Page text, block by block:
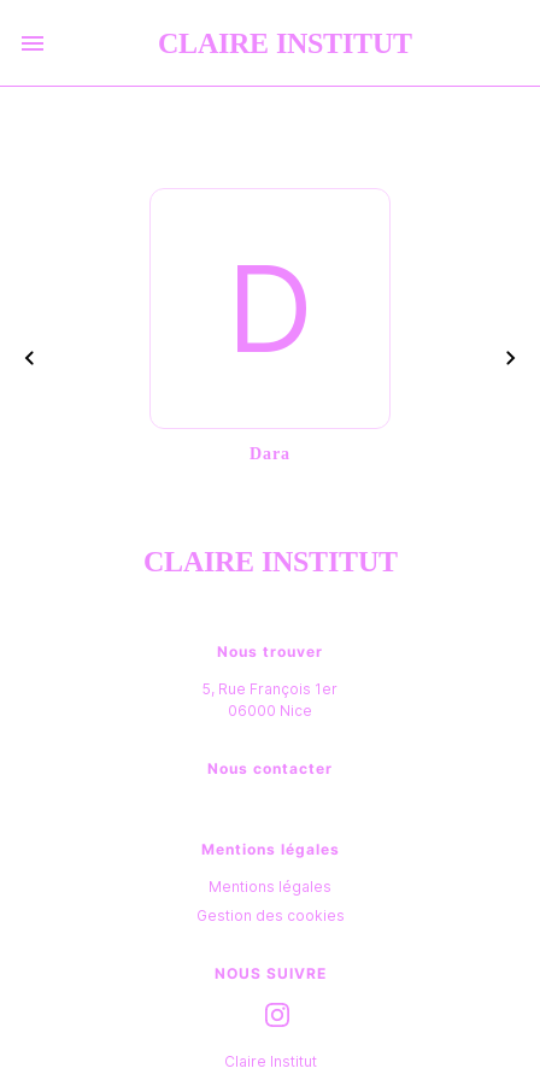
CLAIRE INSTITUT
D
Dara
CLAIRE INSTITUT
Nous trouver
5, Rue François 1er
06000 Nice
Nous contacter
Mentions légales
Mentions légales
Gestion des cookies
NOUS SUIVRE
Claire Institut